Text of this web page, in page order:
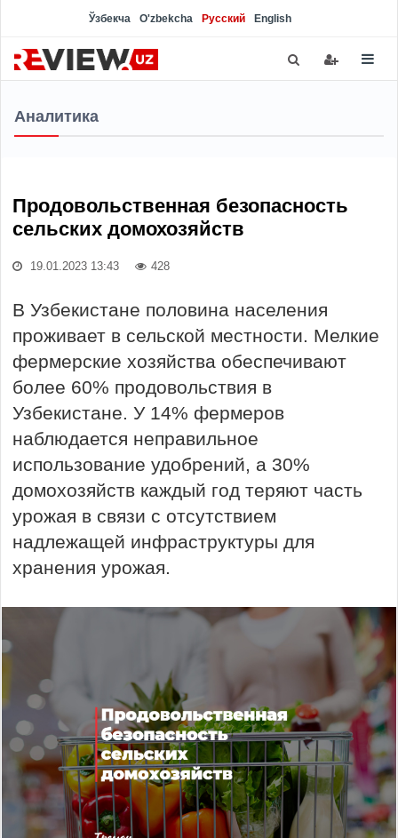
Ўзбекча O'zbekcha Русский English
Аналитика
Продовольственная безопасность
сельских домохозяйств
19.01.2023 13:43 428
В Узбекистане половина населения
проживает в сельской местности. Мелкие
фермерские хозяйства обеспечивают
более 60% продовольствия в
Узбекистане. У 14% фермеров
наблюдается неправильное
использование удобрений, а 30%
домохозяйств каждый год теряют часть
урожая в связи с отсутствием
надлежащей инфраструктуры для
хранения урожая.